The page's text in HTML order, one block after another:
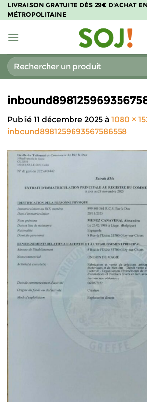
Passer
au
LIVRAISON GRATUITE DÈS 29€ D'ACHAT
MÉTROPOLITAINE
Recherche
pour :
Publié 11 décembre 2025 à 1080 ×
inbound8981259693567586558